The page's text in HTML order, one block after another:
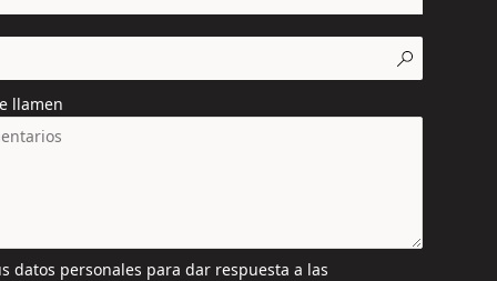
llamen
datos personales para dar respuesta a las